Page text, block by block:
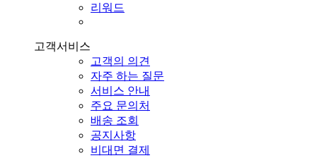
리워드
고객서비스
고객의 의견
자주 하는 질문
서비스 안내
주요 문의처
배송 조회
공지사항
비대면 결제